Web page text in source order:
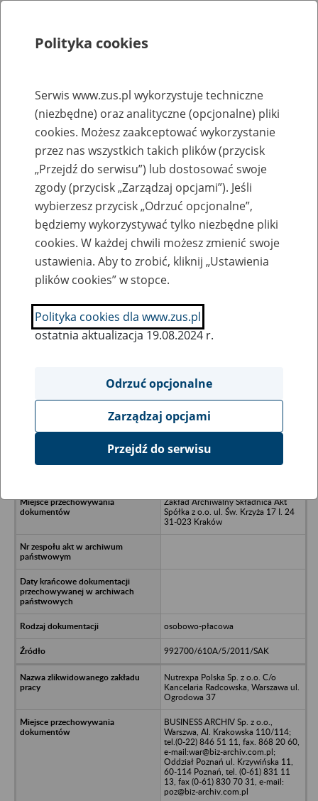
Rejestry, ewidencje i archiwa
Baza zlikwidowanych lub
przekształconych zakładów pracy
Nazwa zakładu pracy:
SZUKAJ
Ukryj wszystkie pozycje bazy
AUTOSERVICE Spółka z o.o.,/n28-
Zakład Archiwalny Składnica Akt
Spółka z o.o. ul. Św. Krzyża 17 I. 24
31-023 Kraków
osobowo-płacowa
992700/610A/5/2011/SAK
Nutrexpa Polska Sp. z o.o. C/o
Kancelaria Radcowska, Warszawa ul.
Ogrodowa 37
BUSINESS ARCHIV Sp. z o.o.,
Warszwa, Al. Krakowska 110/114;
tel.(0-22) 846 51 11, fax. 868 20 60,
e-mail:war@biz-archiv.com.pl;
Oddział Poznań ul. Krzywińska 11,
60-114 Poznań, tel. (0-61) 831 11
13, fax (0-61) 830 70 31, e-mail:
poz@biz-archiv.com.pl
Polityka cookies
Serwis www.zus.pl wykorzystuje techniczne
(niezbędne) oraz analityczne (opcjonalne) pliki
cookies. Możesz zaakceptować wykorzystanie
przez nas wszystkich takich plików (przycisk
„Przejdź do serwisu”) lub dostosować swoje
zgody (przycisk „Zarządzaj opcjami”). Jeśli
wybierzesz przycisk „Odrzuć opcjonalne”,
będziemy wykorzystywać tylko niezbędne pliki
cookies. W każdej chwili możesz zmienić swoje
ustawienia. Aby to zrobić, kliknij „Ustawienia
plików cookies” w stopce.
Polityka cookies dla www.zus.pl
ostatnia aktualizacja 19.08.2024 r.
Odrzuć opcjonalne
Zarządzaj opcjami
Przejdź do serwisu